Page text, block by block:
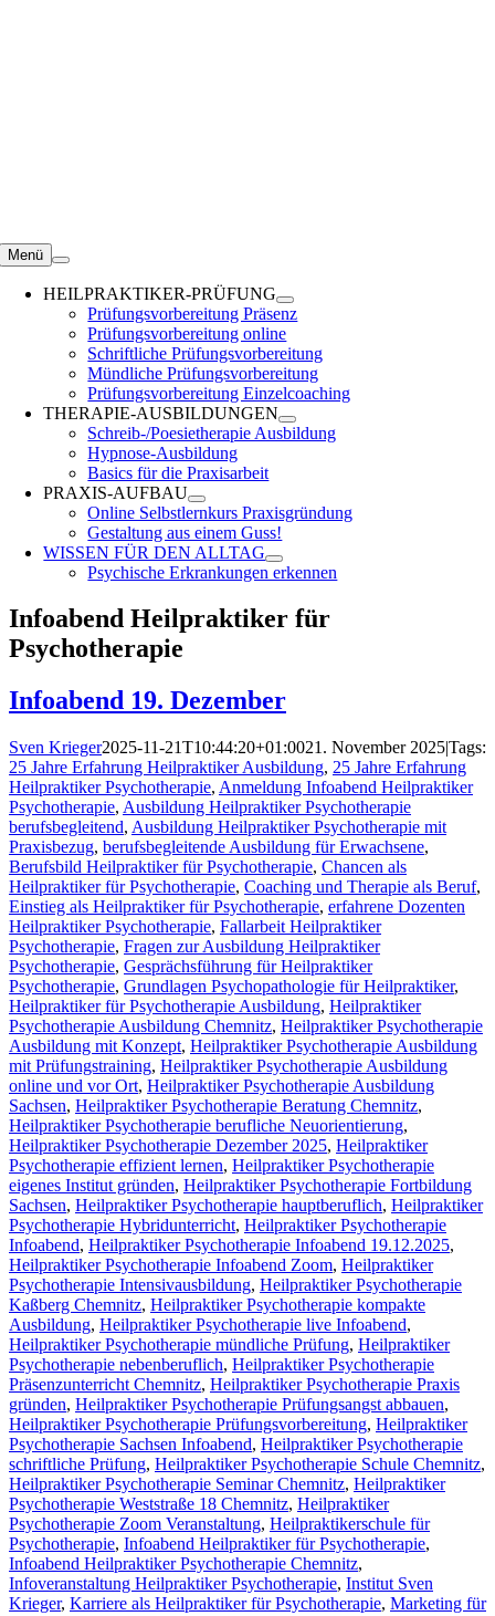
Menü
HEILPRAKTIKER-PRÜFUNG
Prüfungsvorbereitung Präsenz
Prüfungsvorbereitung online
Schriftliche Prüfungsvorbereitung
Mündliche Prüfungsvorbereitung
Prüfungsvorbereitung Einzelcoaching
THERAPIE-AUSBILDUNGEN
Schreib-/Poesietherapie Ausbildung
Hypnose-Ausbildung
Basics für die Praxisarbeit
PRAXIS-AUFBAU
Online Selbstlernkurs Praxisgründung
Gestaltung aus einem Guss!
WISSEN FÜR DEN ALLTAG
Psychische Erkrankungen erkennen
Infoabend Heilpraktiker für
Psychotherapie
Infoabend 19. Dezember
Sven Krieger2025-11-21T10:44:20+01:0021. November 2025|Tags:
25 Jahre Erfahrung Heilpraktiker Ausbildung, 25 Jahre Erfahrung
Heilpraktiker Psychotherapie, Anmeldung Infoabend Heilpraktiker
Psychotherapie, Ausbildung Heilpraktiker Psychotherapie
berufsbegleitend, Ausbildung Heilpraktiker Psychotherapie mit
Praxisbezug, berufsbegleitende Ausbildung für Erwachsene,
Berufsbild Heilpraktiker für Psychotherapie, Chancen als
Heilpraktiker für Psychotherapie, Coaching und Therapie als Beruf,
Einstieg als Heilpraktiker für Psychotherapie, erfahrene Dozenten
Heilpraktiker Psychotherapie, Fallarbeit Heilpraktiker
Psychotherapie, Fragen zur Ausbildung Heilpraktiker
Psychotherapie, Gesprächsführung für Heilpraktiker
Psychotherapie, Grundlagen Psychopathologie für Heilpraktiker,
Heilpraktiker für Psychotherapie Ausbildung, Heilpraktiker
Psychotherapie Ausbildung Chemnitz, Heilpraktiker Psychotherapie
Ausbildung mit Konzept, Heilpraktiker Psychotherapie Ausbildung
mit Prüfungstraining, Heilpraktiker Psychotherapie Ausbildung
online und vor Ort, Heilpraktiker Psychotherapie Ausbildung
Sachsen, Heilpraktiker Psychotherapie Beratung Chemnitz,
Heilpraktiker Psychotherapie berufliche Neuorientierung,
Heilpraktiker Psychotherapie Dezember 2025, Heilpraktiker
Psychotherapie effizient lernen, Heilpraktiker Psychotherapie
eigenes Institut gründen, Heilpraktiker Psychotherapie Fortbildung
Sachsen, Heilpraktiker Psychotherapie hauptberuflich, Heilpraktiker
Psychotherapie Hybridunterricht, Heilpraktiker Psychotherapie
Infoabend, Heilpraktiker Psychotherapie Infoabend 19.12.2025,
Heilpraktiker Psychotherapie Infoabend Zoom, Heilpraktiker
Psychotherapie Intensivausbildung, Heilpraktiker Psychotherapie
Kaßberg Chemnitz, Heilpraktiker Psychotherapie kompakte
Ausbildung, Heilpraktiker Psychotherapie live Infoabend,
Heilpraktiker Psychotherapie mündliche Prüfung, Heilpraktiker
Psychotherapie nebenberuflich, Heilpraktiker Psychotherapie
Präsenzunterricht Chemnitz, Heilpraktiker Psychotherapie Praxis
gründen, Heilpraktiker Psychotherapie Prüfungsangst abbauen,
Heilpraktiker Psychotherapie Prüfungsvorbereitung, Heilpraktiker
Psychotherapie Sachsen Infoabend, Heilpraktiker Psychotherapie
schriftliche Prüfung, Heilpraktiker Psychotherapie Schule Chemnitz,
Heilpraktiker Psychotherapie Seminar Chemnitz, Heilpraktiker
Psychotherapie Weststraße 18 Chemnitz, Heilpraktiker
Psychotherapie Zoom Veranstaltung, Heilpraktikerschule für
Psychotherapie, Infoabend Heilpraktiker für Psychotherapie,
Infoabend Heilpraktiker Psychotherapie Chemnitz,
Infoveranstaltung Heilpraktiker Psychotherapie, Institut Sven
Krieger, Karriere als Heilpraktiker für Psychotherapie, Marketing für